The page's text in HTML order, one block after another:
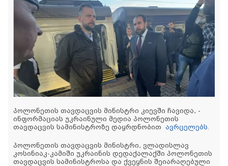
პოლონეთის თავდაცვის მინისტრი კიევში ჩავიდა, -
ინფორმაციას უკრაინული მედია პოლონეთის
თავდაცვის სამინისტროზე დაყრდნობით ავრცელებს.
პოლონეთის თავდაცვის მინისტრი, ვლადისლავ
კოსინიაკ-კამიში უკრაინის დედაქალაქში პოლონეთის
თავდაცვის სამინისტროსა და ქვეყნის შეიარაღებული